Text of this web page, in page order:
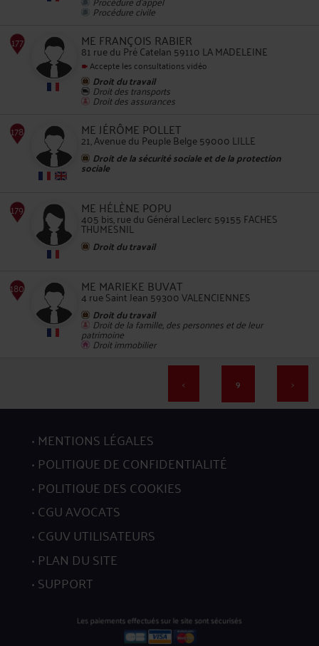
175
Procédure civile
ME FRANÇOIS RABIER
81 rue du Pré Catelan 59110 LA MADELEINE
Accepte les consultations vidéo
Droit du travail
Droit des transports
Droit des assurances
ME JÉRÔME POLLET
21, Avenue du Peuple Belge 59000 LILLE
Droit de la sécurité sociale et de la protection
sociale
ME HÉLÈNE POPU
405 bis, rue du Général Leclerc 59155 FACHES
THUMESNIL
Droit du travail
ME MARIEKE BUVAT
4 rue Saint Jean 59300 VALENCIENNES
Droit du travail
Droit de la famille, des personnes et de leur
patrimoine
Droit immobilier
< 9 >
MENTIONS LÉGALES
POLITIQUE DE CONFIDENTIALITÉ
POLITIQUE DES COOKIES
CGU AVOCATS
CGUV UTILISATEURS
PLAN DU SITE
SUPPORT